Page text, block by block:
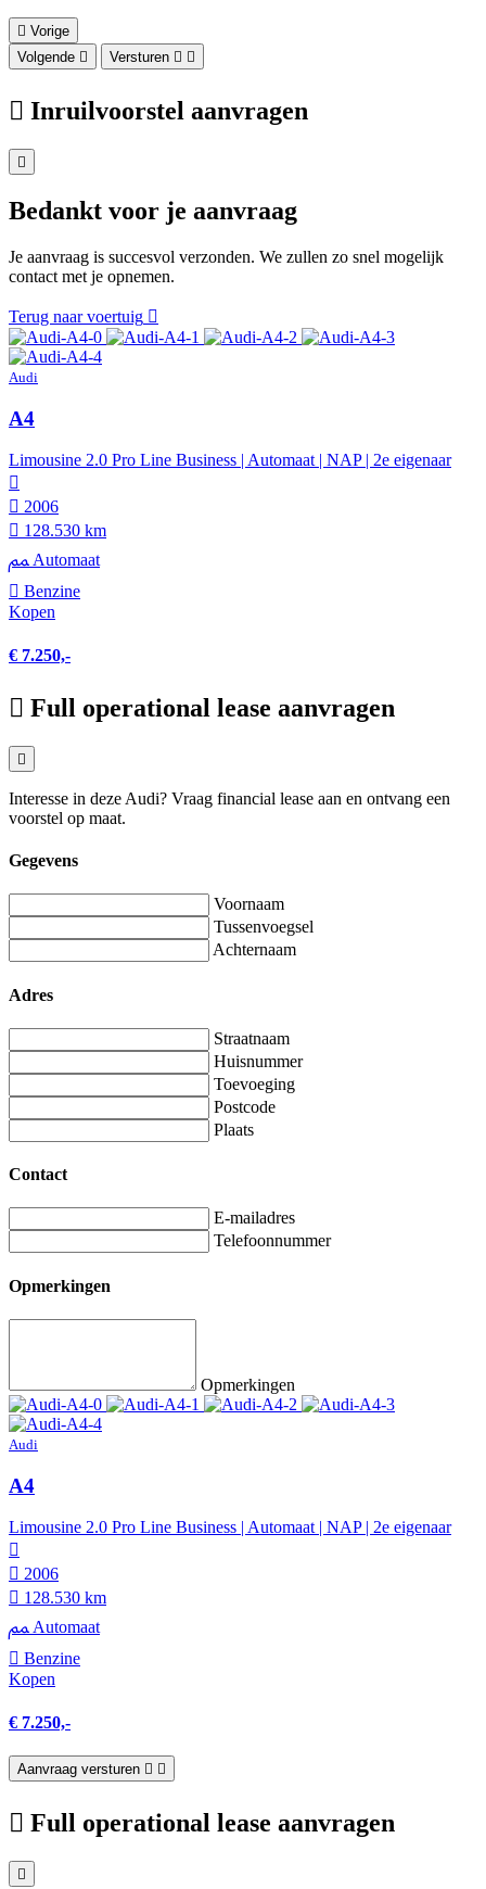
Vorige
Volgende
Versturen
Inruilvoorstel aanvragen
Bedankt voor je aanvraag
Je aanvraag is succesvol verzonden. We zullen zo snel mogelijk
contact met je opnemen.
Terug naar voertuig
Audi
A4
Limousine 2.0 Pro Line Business | Automaat | NAP | 2e eigenaar
2006
128.530 km
Automaat
Benzine
Kopen
€ 7.250,-
Full operational lease aanvragen
Interesse in deze Audi? Vraag financial lease aan en ontvang een
voorstel op maat.
Gegevens
Voornaam
Tussenvoegsel
Achternaam
Adres
Straatnaam
Huisnummer
Toevoeging
Postcode
Plaats
Contact
E-mailadres
Telefoonnummer
Opmerkingen
Opmerkingen
Audi
A4
Limousine 2.0 Pro Line Business | Automaat | NAP | 2e eigenaar
2006
128.530 km
Automaat
Benzine
Kopen
€ 7.250,-
Aanvraag versturen
Full operational lease aanvragen